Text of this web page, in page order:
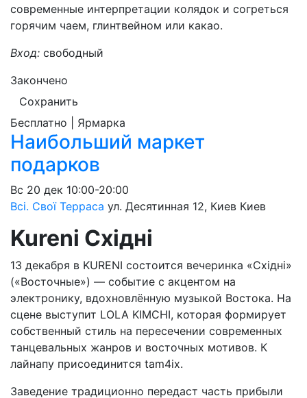
современные интерпретации колядок и согреться
горячим чаем, глинтвейном или какао.
Вход: свободный
Закончено
Сохранить
Бесплатно | Ярмарка
Наибольший маркет
подарков
Вс 20 дек 10:00-20:00
Всі. Свої Терраса ул. Десятинная 12, Киев Киев
Kureni Східні
13 декабря в KURENI состоится вечеринка «Східні»
(«Восточные») — событие с акцентом на
электронику, вдохновлённую музыкой Востока. На
сцене выступит LOLA KIMCHI, которая формирует
собственный стиль на пересечении современных
танцевальных жанров и восточных мотивов. К
лайнапу присоединится tam4ix.
Заведение традиционно передаст часть прибыли